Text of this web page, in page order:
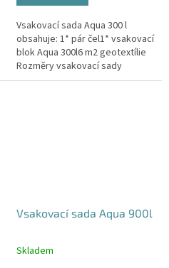
hvězdiček.
Vsakovací sada Aqua 300 l
obsahuje: 1* pár čel1* vsakovací
blok Aqua 300l6 m2 geotextílie
Rozměry vsakovací sady
120x80x52 cm Nosnost bloků až
Vsakovací sada Aqua 900l
Průměrné
Skladem